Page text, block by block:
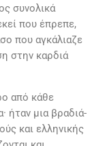
συνολικά
που έπρεπε,
που αγκάλιαζε
στην καρδιά
από κάθε
ήταν μια βραδιά-
και ελληνικής